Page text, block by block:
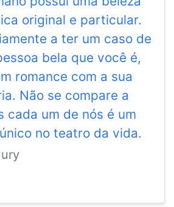
original e particular.
a ter um caso de
bela que você é,
romance com a sua
Não se compare a
cada um de nós é um
no teatro da vida.